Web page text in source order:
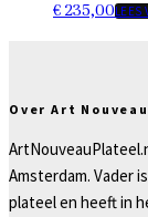
€ 235,00LEES
Over Art
Amsterdam. Vader
plateel en heeft in